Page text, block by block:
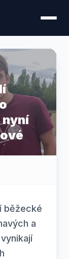
běžecké
a